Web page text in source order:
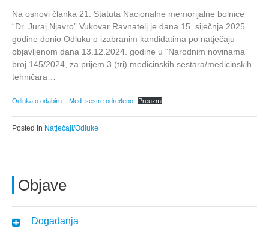
Objave
Događanja
Na osnovi članka 21. Statuta Nacionalne memorijalne bolnice
“Dr. Juraj Njavro” Vukovar Ravnatelj je dana 15. siječnja 2025.
godine donio Odluku o izabranim kandidatima po natječaju
objavljenom dana 13.12.2024. godine u “Narodnim novinama”
broj 145/2024, za prijem 3 (tri) medicinskih sestara/medicinskih
tehničara…
Odluka o odabiru – Med. sestre određeno Preuzmi
Posted in Natječaji/Odluke